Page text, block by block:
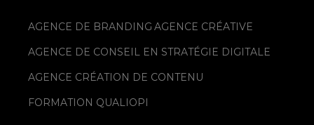
AGENCE DE BRANDING AGENCE CRÉATIVE
AGENCE DE CONSEIL EN STRATÉGIE DIGITALE
AGENCE CRÉATION DE CONTENU
FORMATION QUALIOPI